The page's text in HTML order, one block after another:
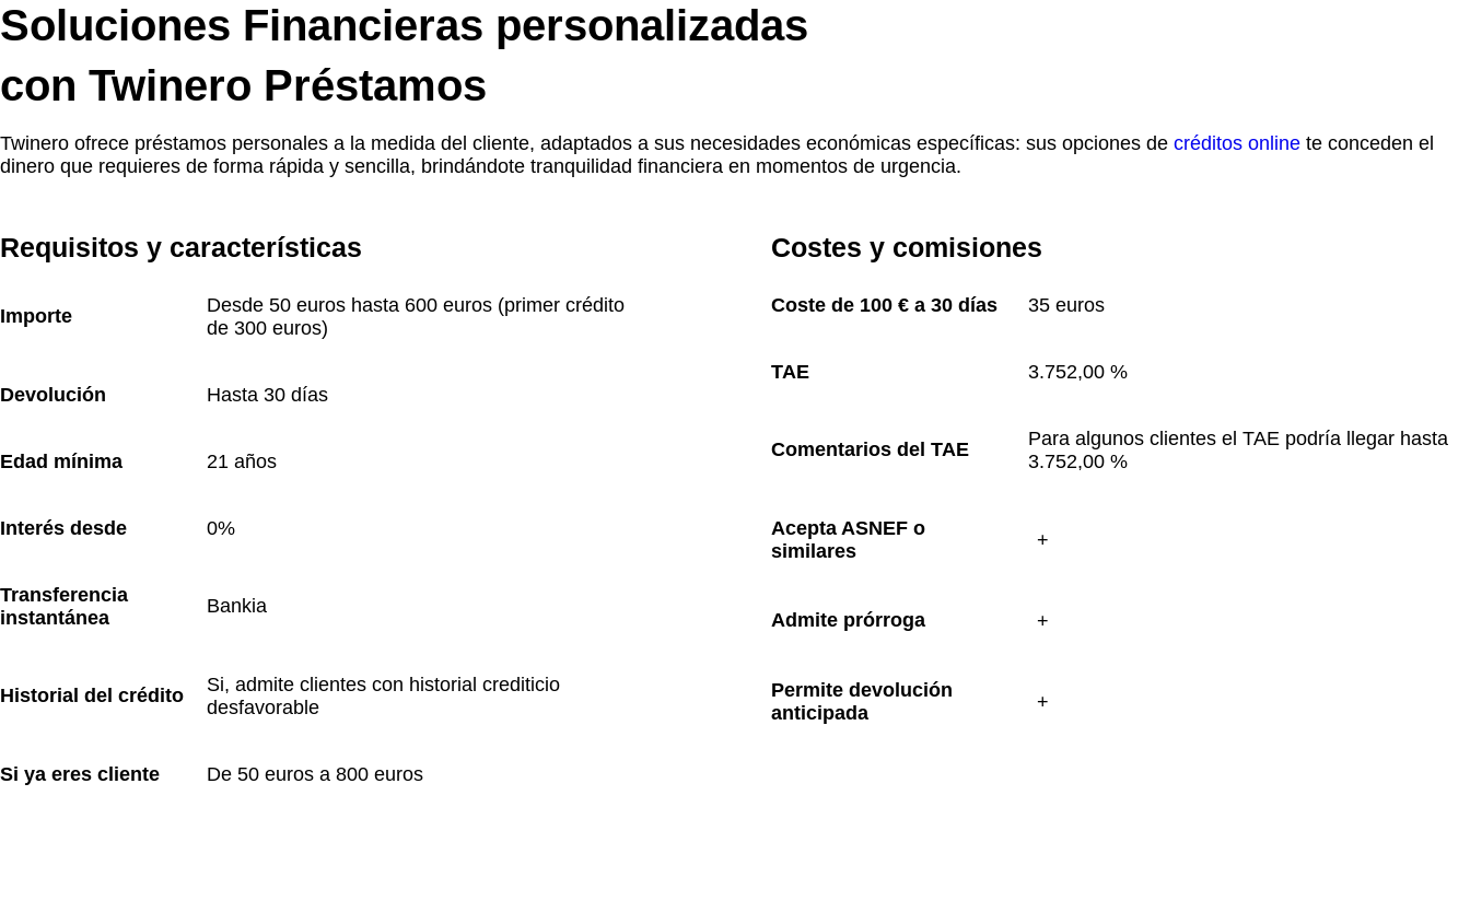
Soluciones Financieras personalizadas
con Twinero Préstamos
Twinero ofrece préstamos personales a la medida del cliente, adaptados a sus necesidades económicas específicas: sus opciones de créditos online te conceden el
dinero que requieres de forma rápida y sencilla, brindándote tranquilidad financiera en momentos de urgencia.
Requisitos y características
Importe
Desde 50 euros hasta 600 euros (primer crédito
de 300 euros)
Devolución Hasta 30 días
Edad mínima 21 años
Interés desde 0%
Transferencia
instantánea
Bankia
Historial del crédito
Si, admite clientes con historial crediticio
desfavorable
Si ya eres cliente De 50 euros a 800 euros
Costes y comisiones
Coste de 100 € a 30 días 35 euros
TAE 3.752,00 %
Comentarios del TAE
Para algunos clientes el TAE podría llegar hasta
3.752,00 %
Acepta ASNEF o
similares
Admite prórroga
Permite devolución
anticipada